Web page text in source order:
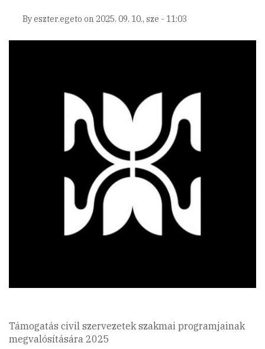
Byeszter.egeto on 2025. 09. 10., sze - 11:03
Támogatás civil szervezetek szakmai programjainak
megvalósítására 2025